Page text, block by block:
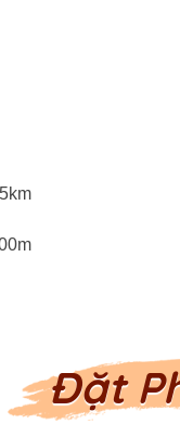
Đặt